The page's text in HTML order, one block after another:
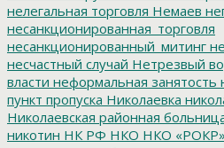
нелегальная торговля Немаев
несанкционированная_торговля
несанкционированный_митинг
несчастный случай Нетрезвый
власти неформальная занятость
пункт пропуска Николаевка
Николаевская районная
никотин НК РФ НКО НКО «РОКР»